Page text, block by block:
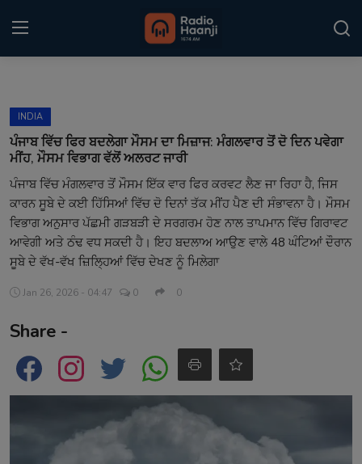
Home
Kitaab Kahani
Gallery
Contact
INDIA
ਪੰਜਾਬ ਵਿੱਚ ਫਿਰ ਬਦਲੇਗਾ ਮੌਸਮ ਦਾ ਮਿਜ਼ਾਜ: ਮੰਗਲਵਾਰ ਤੋਂ ਦੋ ਦਿਨ ਪਵੇਗਾ
ਮੀਂਹ, ਮੌਸਮ ਵਿਭਾਗ ਵੱਲੋਂ ਅਲਰਟ ਜਾਰੀ
ਪੰਜਾਬ ਵਿੱਚ ਮੰਗਲਵਾਰ ਤੋਂ ਮੌਸਮ ਇੱਕ ਵਾਰ ਫਿਰ ਕਰਵਟ ਲੈਣ ਜਾ ਰਿਹਾ ਹੈ, ਜਿਸ
ਕਾਰਨ ਸੂਬੇ ਦੇ ਕਈ ਹਿੱਸਿਆਂ ਵਿੱਚ ਦੋ ਦਿਨਾਂ ਤੱਕ ਮੀਂਹ ਪੈਣ ਦੀ ਸੰਭਾਵਨਾ ਹੈ। ਮੌਸਮ
ਵਿਭਾਗ ਅਨੁਸਾਰ ਪੱਛਮੀ ਗੜਬੜੀ ਦੇ ਸਰਗਰਮ ਹੋਣ ਨਾਲ ਤਾਪਮਾਨ ਵਿੱਚ ਗਿਰਾਵਟ
ਆਵੇਗੀ ਅਤੇ ਠੰਢ ਵਧ ਸਕਦੀ ਹੈ। ਇਹ ਬਦਲਾਅ ਆਉਣ ਵਾਲੇ 48 ਘੰਟਿਆਂ ਦੌਰਾਨ
ਸੂਬੇ ਦੇ ਵੱਖ-ਵੱਖ ਜ਼ਿਲ੍ਹਿਆਂ ਵਿੱਚ ਦੇਖਣ ਨੂੰ ਮਿਲੇਗਾ
Jan 26, 2026 - 04:47 0 0
Share -